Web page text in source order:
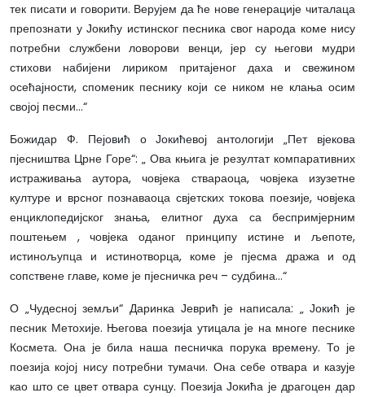
тек писати и говорити. Верујем да ће нове генерације читалаца
препознати у Јокићу истинског песника свог народа коме нису
потребни службени ловорови венци, јер су његови мудри
стихови набијени лириком притајеног даха и свежином
осећајности, споменик песнику који се ником не клања осим
својој песми…“
Божидар Ф. Пејовић о Јокићевој антологији „Пет вјекова
пјесништва Црне Горе“: „ Ова књига је резултат компаративних
истраживања аутора, човјека ствараоца, човјека изузетне
културе и врсног познаваоца свјетских токова поезије, човјека
енциклопедијског знања, елитног духа са беспримјерним
поштењем , човјека оданог принципу истине и љепоте,
истинољупца и истинотворца, коме је пјесма дража и од
сопствене главе, коме је пјесничка реч – судбина…“
О „Чудесној земљи“ Даринка Јеврић је написала: „ Јокић је
песник Метохије. Његова поезија утицала је на многе песнике
Космета. Она је била наша песничка порука времену. То је
поезија којој нису потребни тумачи. Она себе отвара и казује
као што се цвет отвара сунцу. Поезија Јокића је драгоцен дар